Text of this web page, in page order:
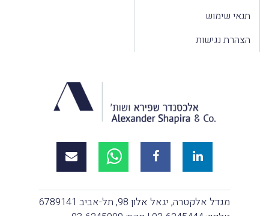
תנאי שימוש
הצהרת נגישות
מגדל אלקטרה, יגאל אלון 98, תל-אביב 6789141